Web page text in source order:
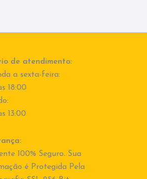
de atendimento:
a sexta-feira:
18:00
13:00
100% Seguro. Sua
é Protegida Pela